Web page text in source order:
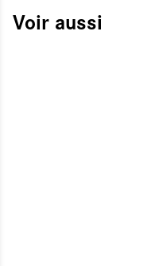
Voir aussi